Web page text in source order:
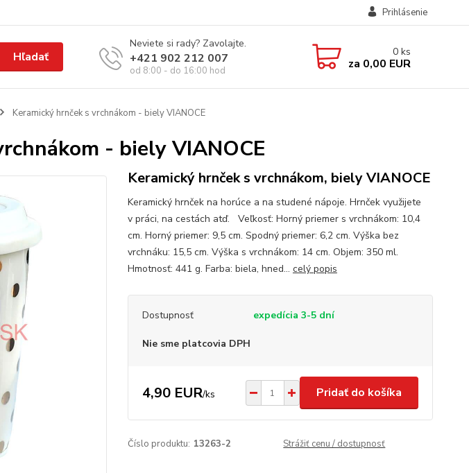
Prihlásenie
Hľadať
Neviete si rady? Zavolajte.
+421 902 212 007
od 8:00 - do 16:00 hod
0 ks
za 0,00 EUR
Keramický hrnček s vrchnákom - biely VIANOCE
- biely VIANOCE
Keramický hrnček s vrchnákom, biely VIANOCE
Keramický hrnček na horúce a na studené nápoje. Hrnček využijete
v práci, na cestách atď. Veľkosť: Horný priemer s vrchnákom: 10,4
cm. Horný priemer: 9,5 cm. Spodný priemer: 6,2 cm. Výška bez
vrchnáku: 15,5 cm. Výška s vrchnákom: 14 cm. Objem: 350 ml.
Hmotnosť: 441 g. Farba: biela, hned... celý popis
Dostupnosť expedícia 3-5 dní
Nie sme platcovia DPH
4,90 EUR/ks Pridať do košíka
Číslo produktu: 13263-2 Strážiť cenu / dostupnosť